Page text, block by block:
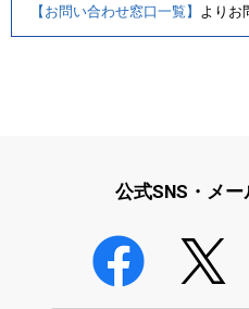
【お問い合わせ窓口一覧】
よりお
公式SNS・メ